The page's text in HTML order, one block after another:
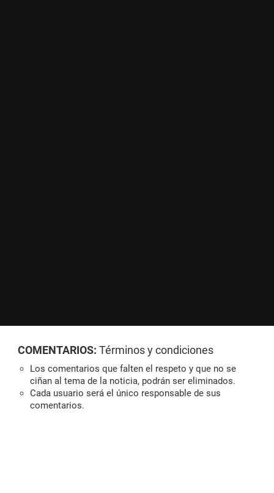
COMENTARIOS: Términos y condiciones
Los comentarios que falten el respeto y que no se
ciñan al tema de la noticia, podrán ser eliminados.
Cada usuario será el único responsable de sus
comentarios.